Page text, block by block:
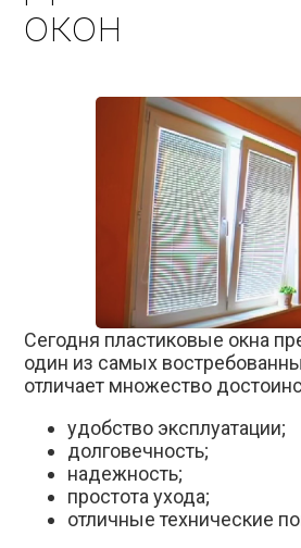
окон
Сегодня пластиковые окна
один из самых
отличает множество
удобство эксплуатации;
долговечность;
надежность;
простота ухода;
отличные технические